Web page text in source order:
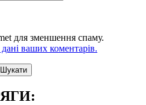
для зменшення спаму.
ваших коментарів.